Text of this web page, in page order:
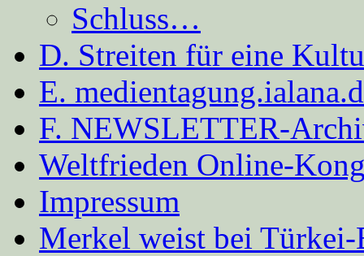
Schluss…
D. Streiten für eine
E.
F. NEWSLETTER-
Weltfrieden Online-
Impressum
Merkel weist bei